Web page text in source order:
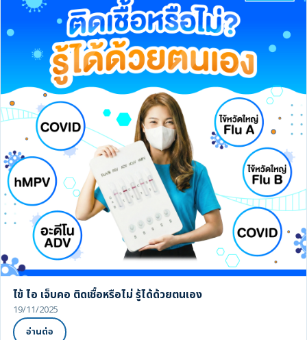
ไข้ ไอ เจ็บคอ ติดเชื้อหรือไม่ รู้ได้ด้วยตนเอง
19/11/2025
อ่านต่อ